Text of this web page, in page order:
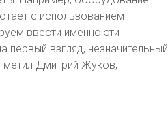
с использованием
ввести именно эти
первый взгляд, незначительный
Дмитрий Жуков,